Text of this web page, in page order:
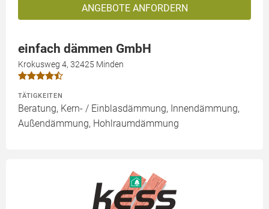
ANGEBOTE ANFORDERN
einfach dämmen GmbH
Krokusweg 4, 32425 Minden
TÄTIGKEITEN
Beratung, Kern- / Einblasdämmung, Innendämmung,
Außendämmung, Hohlraumdämmung